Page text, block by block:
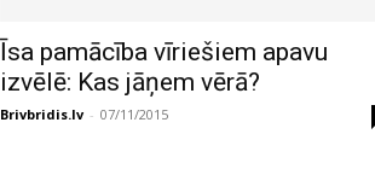
Īsa pamācība vīriešiem apavu
izvēlē: Kas jāņem vērā?
Brivbridis.lv - 07/11/2015